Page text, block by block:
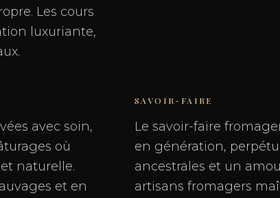
Les cours
luxuriante,
avec soin,
où
naturelle.
et en
SAVOIR-FAIRE
Le savoir-faire
en génération,
ancestrales et un
artisans fromagers